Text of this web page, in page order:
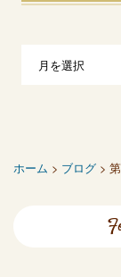
ホーム > ブログ >